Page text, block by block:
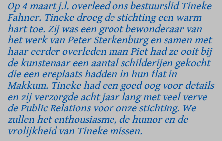
Op 4 maart j.l. overleed ons bestuurslid Tineke
Fahner. Tineke droeg de stichting een warm
hart toe. Zij was een groot bewonderaar van
het werk van Peter Sterkenburg en samen met
haar eerder overleden man Piet had ze ooit bij
de kunstenaar een aantal schilderijen gekocht
die een ereplaats hadden in hun flat in
Makkum. Tineke had een goed oog voor details
en zij verzorgde acht jaar lang met veel verve
de Public Relations voor onze stichting. We
zullen het enthousiasme, de humor en de
vrolijkheid van Tineke missen.